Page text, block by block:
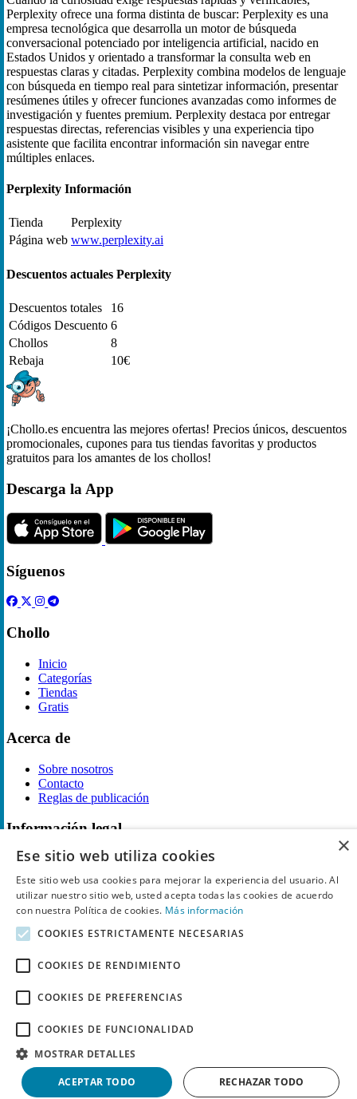
Perplexity ofrece una forma distinta de buscar: Perplexity es una
empresa tecnológica que desarrolla un motor de búsqueda
conversacional potenciado por inteligencia artificial, nacido en
Estados Unidos y orientado a transformar la consulta web en
respuestas claras y citadas. Perplexity combina modelos de lenguaje
con búsqueda en tiempo real para sintetizar información, presentar
resúmenes útiles y ofrecer funciones avanzadas como informes de
investigación y fuentes premium. Perplexity destaca por entregar
respuestas directas, referencias visibles y una experiencia tipo
asistente que facilita encontrar información sin navegar entre
múltiples enlaces.
Perplexity Información
Tienda
Perplexity
Página web www.perplexity.ai
Descuentos actuales Perplexity
Descuentos totales
16
Códigos Descuento 6
Chollos
8
Rebaja
10€
¡Chollo.es encuentra las mejores ofertas! Precios únicos, descuentos
promocionales, cupones para tus tiendas favoritas y productos
gratuitos para los amantes de los chollos!
Descarga la App
Síguenos
Chollo
Inicio
Categorías
Tiendas
Gratis
Acerca de
Sobre nosotros
Contacto
Reglas de publicación
Información legal
Privacidad
Declaración de cookies
Términos y condiciones
Descargo de Responsabilidad
Aviso y eliminación
Derechos de autor ©
reservados.
×
Ese sitio web utiliza cookies
Este sitio web usa cookies para mejorar la experiencia del usuario. Al
utilizar nuestro sitio web, usted acepta todas las cookies de acuerdo
con nuestra Política de cookies. Más información
COOKIES ESTRICTAMENTE NECESARIAS
COOKIES DE RENDIMIENTO
COOKIES DE PREFERENCIAS
COOKIES DE FUNCIONALIDAD
MOSTRAR DETALLES
ACEPTAR TODO RECHAZAR TODO